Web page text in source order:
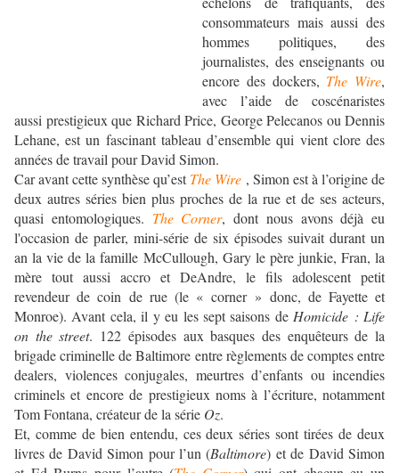
consommateurs mais aussi des
hommes politiques, des
journalistes, des enseignants ou
encore des dockers, The Wire,
avec l’aide de coscénaristes
aussi prestigieux que Richard Price, George Pelecanos ou Dennis
Lehane, est un fascinant tableau d’ensemble qui vient clore des
années de travail pour David Simon.
Car avant cette synthèse qu’estThe Wire , Simon est à l’origine de
deux autres séries bien plus proches de la rue et de ses acteurs,
quasi entomologiques. The Corner, dont nous avons déjà eu
l'occasion de parler, mini-série de six épisodes suivait durant un
an la vie de la famille McCullough, Gary le père junkie, Fran, la
mère tout aussi accro et DeAndre, le fils adolescent petit
revendeur de coin de rue (le « corner » donc, de Fayette et
Monroe). Avant cela, il y eu les sept saisons de Homicide : Life
on the street. 122 épisodes aux basques des enquêteurs de la
brigade criminelle de Baltimore entre règlements de comptes entre
dealers, violences conjugales, meurtres d’enfants ou incendies
criminels et encore de prestigieux noms à l’écriture, notamment
Tom Fontana, créateur de la série Oz.
Et, comme de bien entendu, ces deux séries sont tirées de deux
livres de David Simon pour l’un (Baltimore) et de David Simon